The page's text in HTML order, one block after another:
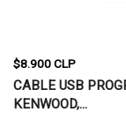
$8.900 CLP
CABLE USB
KENWOOD,...